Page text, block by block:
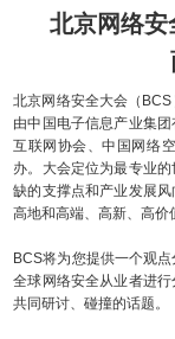
北京网络安
北京网络安全大会（
由中国电子信息产业集
互联网协会、中国网络
办。大会定位为最专业
缺的支撑点和产业发展
高地和高端、高新、高价
BCS将为您提供一个观
全球网络安全从业者进
共同研讨、碰撞的话题。